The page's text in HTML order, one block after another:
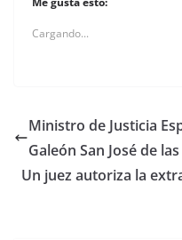
Cargando...
Ministro de Justicia
Galeón San José de
Un juez autoriza la